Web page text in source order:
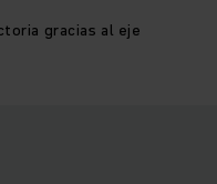
gracias al eje